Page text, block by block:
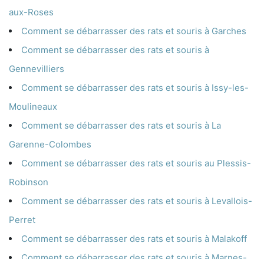
aux-Roses
Comment se débarrasser des rats et souris à Garches
Comment se débarrasser des rats et souris à
Gennevilliers
Comment se débarrasser des rats et souris à Issy-les-
Moulineaux
Comment se débarrasser des rats et souris à La
Garenne-Colombes
Comment se débarrasser des rats et souris au Plessis-
Robinson
Comment se débarrasser des rats et souris à Levallois-
Perret
Comment se débarrasser des rats et souris à Malakoff